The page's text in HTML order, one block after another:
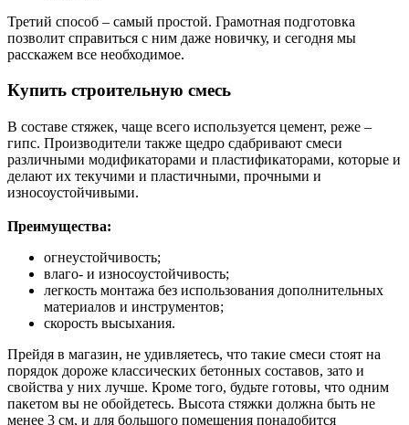
Третий способ – самый простой. Грамотная подготовка
позволит справиться с ним даже новичку, и сегодня мы
расскажем все необходимое.
Купить строительную смесь
В составе стяжек, чаще всего используется цемент, реже –
гипс. Производители также щедро сдабривают смеси
различными модификаторами и пластификаторами, которые и
делают их текучими и пластичными, прочными и
износоустойчивыми.
Преимущества:
огнеустойчивость;
влаго- и износоустойчивость;
легкость монтажа без использования дополнительных
материалов и инструментов;
скорость высыхания.
Прейдя в магазин, не удивляетесь, что такие смеси стоят на
порядок дороже классических бетонных составов, зато и
свойства у них лучше. Кроме того, будьте готовы, что одним
пакетом вы не обойдетесь. Высота стяжки должна быть не
менее 3 см, и для большого помещения понадобится